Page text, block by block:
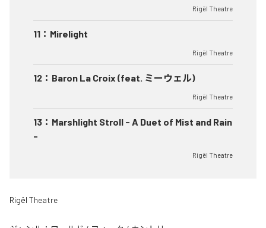
Rigël Theatre
11 ： Mirelight
Rigël Theatre
12 ： Baron La Croix (feat. ミーウェル)
Rigël Theatre
13 ： Marshlight Stroll - A Duet of Mist and Rain
-
Rigël Theatre
Rigël Theatre